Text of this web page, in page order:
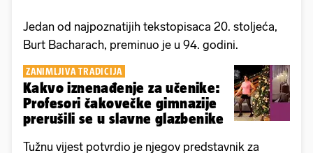
Jedan od najpoznatijih tekstopisaca 20. stoljeća,
Burt Bacharach, preminuo je u 94. godini.
ZANIMLJIVA TRADICIJA
Kakvo iznenađenje za učenike:
Profesori čakovečke gimnazije
prerušili se u slavne glazbenike
Tužnu vijest potvrdio je njegov predstavnik za